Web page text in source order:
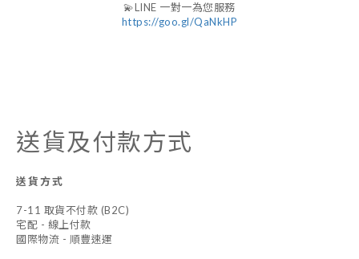
💫LINE 一對一為您服務
https://goo.gl/QaNkHP
送貨及付款方式
送貨方式
7-11 取貨不付款 (B2C)
宅配 - 線上付款
國際物流 - 順豐速運